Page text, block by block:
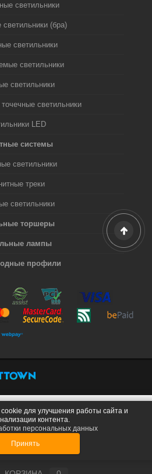
светильники
светильники (бра)
светильники
светильники
светильники
светильники
LED
системы
светильники
треки
светильники
торшеры
лампы
профили
для улучшения работы сайта и
контента.
персональных данных
Принять